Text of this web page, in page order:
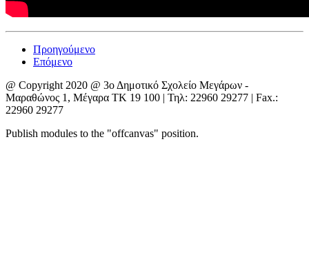
Προηγούμενο
Επόμενο
@ Copyright 2020 @ 3ο Δημοτικό Σχολείο Μεγάρων -
Μαραθώνος 1, Μέγαρα ΤΚ 19 100 | Τηλ: 22960 29277 | Fax.:
22960 29277
Publish modules to the "offcanvas" position.